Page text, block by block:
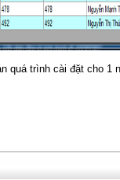
quá trình cài đặt cho 1